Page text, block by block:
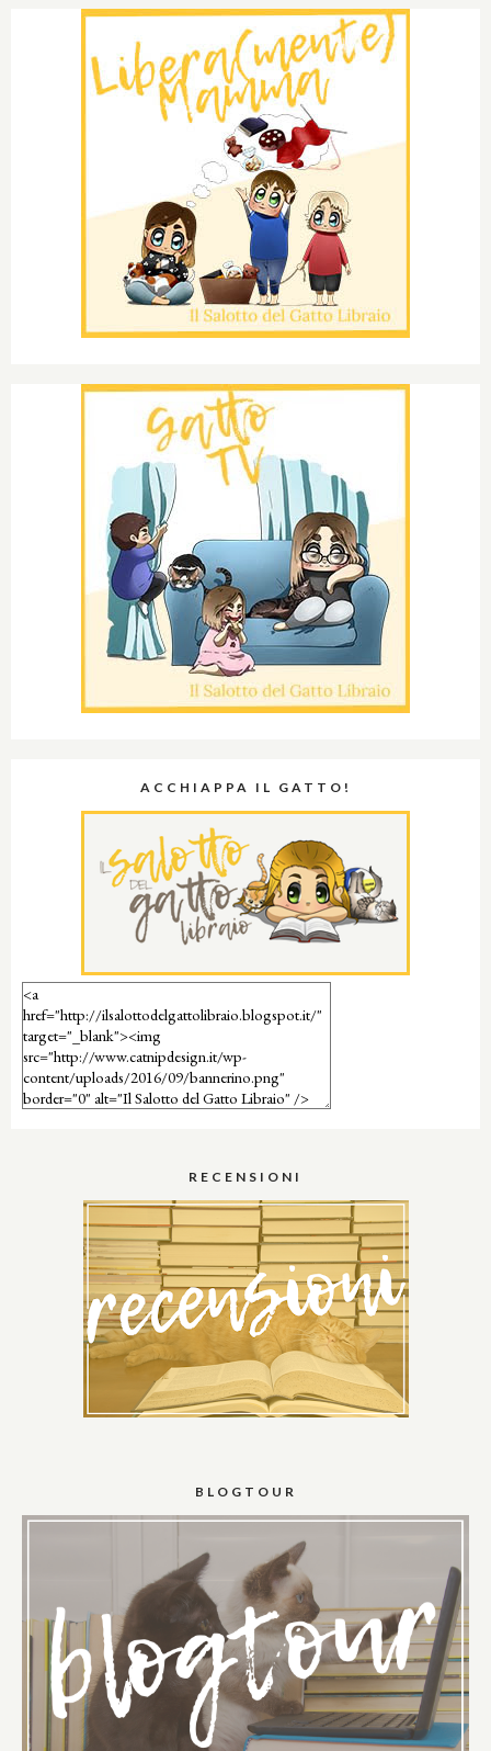
ACCHIAPPA IL GATTO!
RECENSIONI
BLOGTOUR